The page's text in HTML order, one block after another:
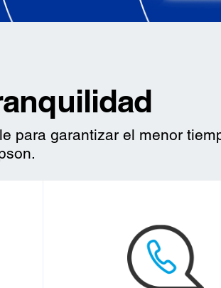
para garantizar el menor